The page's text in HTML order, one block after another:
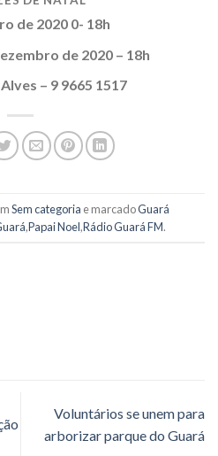
de 2020 0- 18h
de 2020 – 18h
– 9 9665 1517
Sem categoria e marcadoGuará
,Papai Noel,Rádio Guará FM.
Voluntários se unem para
arborizar parque do Guará